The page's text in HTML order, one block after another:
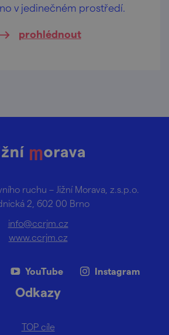
v jedinečném prostředí.
prohlédnout
ruchu – Jižní Morava, z.s.p.o.
2, 602 00 Brno
info@ccrjm.cz
www.ccrjm.cz
YouTube Instagram
Odkazy
TOP cíle